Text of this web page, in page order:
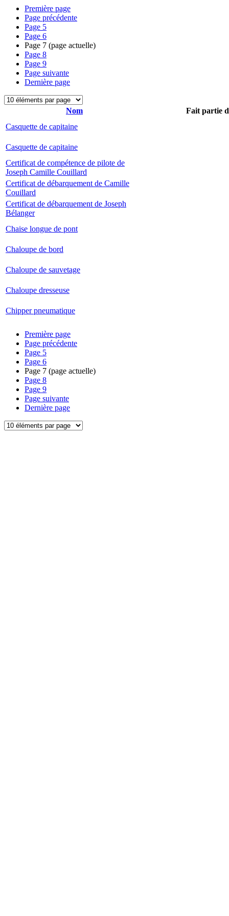
Première page
Page précédente
Page 5
Page 6
Page 7 (page actuelle)
Page 8
Page 9
Page suivante
Dernière page
Nom
Fait partie
Casquette de capitaine
Casquette de capitaine
Certificat de compétence de pilote de
Joseph Camille Couillard
Certificat de débarquement de Camille
Couillard
Certificat de débarquement de Joseph
Bélanger
Chaise longue de pont
Chaloupe de bord
Chaloupe de sauvetage
Chaloupe dresseuse
Chipper pneumatique
Première page
Page précédente
Page 5
Page 6
Page 7 (page actuelle)
Page 8
Page 9
Page suivante
Dernière page